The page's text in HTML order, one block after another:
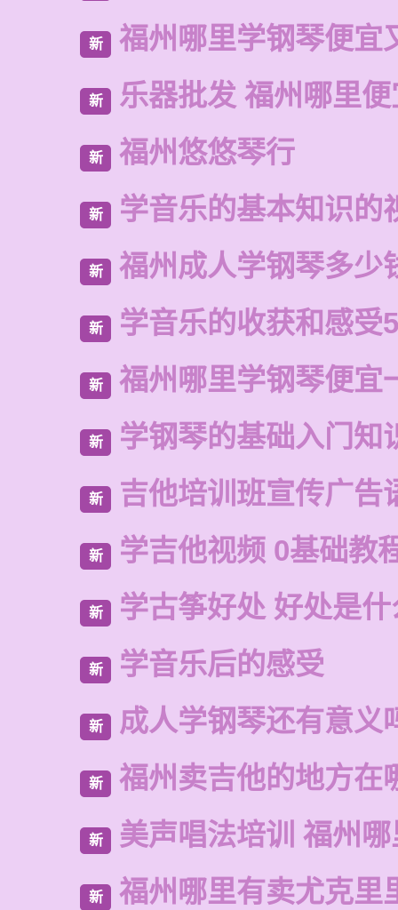
新 福州哪里学钢琴便宜
新 乐器批发 福州哪里便
新 福州悠悠琴行
新 学音乐的基本知识的
新 福州成人学钢琴多少
新 学音乐的收获和感受
新 福州哪里学钢琴便宜
新 学钢琴的基础入门知
新 吉他培训班宣传广告
新 学吉他视频 0基础教
新 学古筝好处 好处是什
新 学音乐后的感受
新 成人学钢琴还有意义
新 福州卖吉他的地方在
新 美声唱法培训 福州
新 福州哪里有卖尤克里